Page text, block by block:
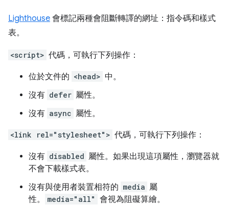
Lighthouse 會標記兩種會阻斷轉譯的網址：指令碼和樣式
表。
<script> 代碼，可執行下列操作：
位於文件的 <head> 中。
沒有 defer 屬性。
沒有 async 屬性。
<link rel="stylesheet"> 代碼，可執行下列操作：
沒有 disabled 屬性。如果出現這項屬性，瀏覽器就
不會下載樣式表。
沒有與使用者裝置相符的 media 屬
性。
media="all" 會視為阻礙算繪。